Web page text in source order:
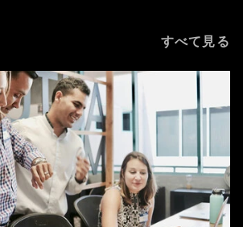
すべて見る